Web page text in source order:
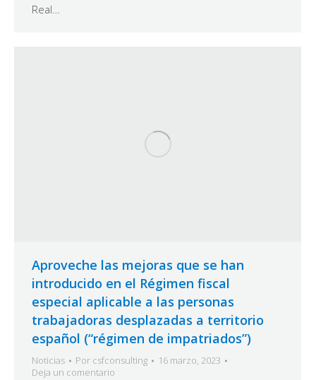
Real…
Aproveche las mejoras que se han
introducido en el Régimen fiscal
especial aplicable a las personas
trabajadoras desplazadas a territorio
español (“régimen de impatriados”)
Noticias Por csfconsulting
16 marzo, 2023
Deja un comentario